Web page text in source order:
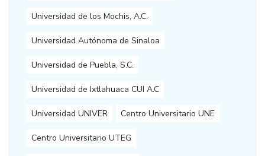
Universidad de los Mochis, A.C.
Universidad Autónoma de Sinaloa
Universidad de Puebla, S.C.
Universidad de Ixtlahuaca CUI A.C
Universidad UNIVER Centro Universitario UNE
Centro Universitario UTEG